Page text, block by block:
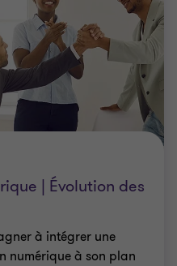
| Évolution des
à intégrer une
numérique à son plan